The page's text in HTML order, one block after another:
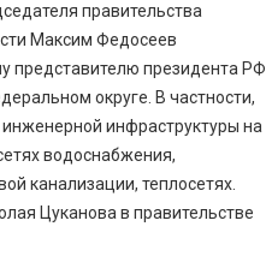
правительства
Максим Федосеев
представителю президента РФ
округе. В частности,
инфраструктуры на
водоснабжения,
канализации, теплосетях.
Цуканова в правительстве